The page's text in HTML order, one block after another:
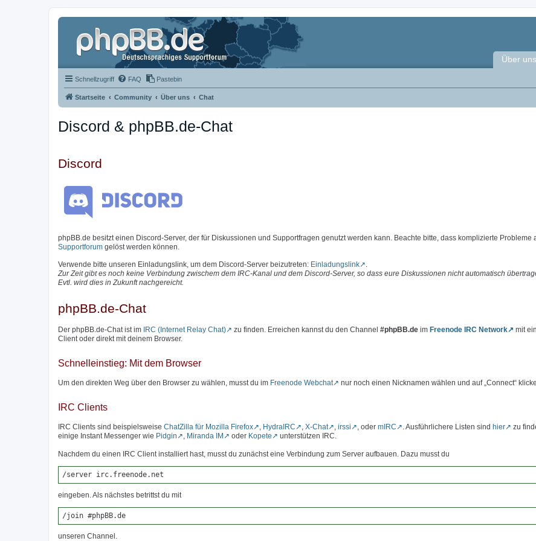
Über uns
Schnellzugriff FAQ Pastebin
Startseite Community Über uns Chat
Discord & phpBB.de-Chat
Discord
phpBB.de besitzt einen Discord-Server, der für Diskussionen und Supportfragen genutzt werden kann. Beachte bitte, dass komplizierte Probleme
Supportforum gelöst werden können.
Verwende bitte unseren Einladungslink, um dem Discord-Server beizutreten: Einladungslink
.
Zur Zeit gibt es noch keine Verbindung zwischem dem IRC-Kanal und dem Discord-Server, so dass eure Diskussionen nicht automatisch
Evtl. wird dies in Zukunft nachgereicht.
phpBB.de-Chat
Der phpBB.de-Chat ist im IRC (Internet Relay Chat) zu finden. Erreichen kannst du den Channel #phpBB.de im Freenode IRC Network
mit
Client oder direkt mit deinem Browser.
Schnelleinstieg: Mit dem Browser
Um den direkten Weg über den Browser zu wählen, musst du im Freenode Webchat nur noch einen Nicknamen wählen und auf „Connect“
IRC Clients
IRC Clients sind beispielsweise ChatZilla für Mozilla Firefox , HydraIRC , X-Chat , irssi , oder mIRC . Ausführlichere Listen sind hier
zu
einige Instant Messenger wie Pidgin , Miranda IM oder Kopete unterstützen IRC.
Nachdem du einen IRC Client installiert hast, musst du zunächst eine Verbindung zum Server aufbauen. Dazu musst du
/server irc.freenode.net
eingeben. Als nächstes betrittst du mit
/join #phpBB.de
unseren Channel.